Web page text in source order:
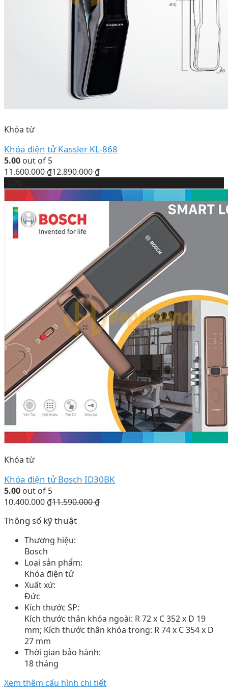
Khóa từ
Khóa điện tử Kassler KL-868
5.00 out of 5
11.600.000 ₫12.890.000₫
Khóa từ
Khóa điện tử Bosch ID30BK
5.00 out of 5
10.400.000 ₫11.590.000₫
Thông số kỹ thuật
Thương hiệu:
Bosch
Loại sản phẩm:
Khóa điện tử
Xuất xứ:
Đức
Kích thước SP:
Kích thước thân khóa ngoài: R 72 x C 352 x D 19
mm; Kích thước thân khóa trong: R 74 x C 354 x D
27 mm
Thời gian bảo hành:
18 tháng
Xem thêm cấu hình chi tiết